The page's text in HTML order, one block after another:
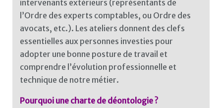
intervenants extérieurs (représentants de
l’Ordre des experts comptables, ou Ordre des
avocats, etc.). Les ateliers donnent des clefs
essentielles aux personnes investies pour
adopter une bonne posture de travail et
comprendre l’évolution professionnelle et
technique de notre métier.
Pourquoi une charte de déontologie ?